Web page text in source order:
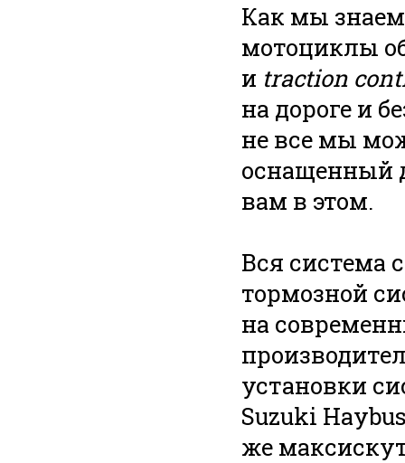
Как мы
мотоциклы
и traction
на дороге и
не все мы
оснащенный
вам в этом.
Вся система
тормозной
на
установки
Suzuki
же